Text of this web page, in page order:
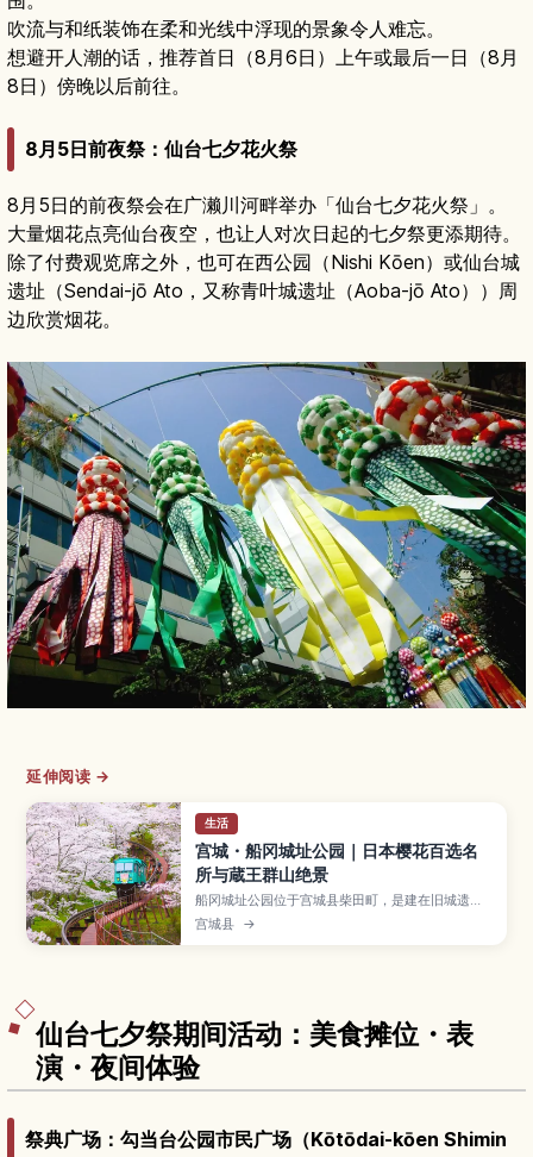
吹流与和纸装饰在柔和光线中浮现的景象令人难忘。
想避开人潮的话，推荐首日（8月6日）上午或最后一日（8月
8日）傍晚以后前往。
8月5日前夜祭：仙台七夕花火祭
8月5日的前夜祭会在广濑川河畔举办「仙台七夕花火祭」。
大量烟花点亮仙台夜空，也让人对次日起的七夕祭更添期待。
除了付费观览席之外，也可在西公园（Nishi Kōen）或仙台城
遗址（Sendai-jō Ato，又称青叶城遗址（Aoba-jō Ato））周
边欣赏烟花。
延伸阅读 →
生活
宫城・船冈城址公园｜日本樱花百选名
所与蔵王群山绝景
船冈城址公园位于宫城县柴田町，是建在旧城遗址
上的山丘公园，以约1,000株染井吉野樱花和眺望
蔵王连峰、白石川的绝景而闻名，并被选入“日本樱
宫城县 →
仙台七夕祭期间活动：美食摊位・表
演・夜间体验
祭典广场：勾当台公园市民广场（Kōtōdai-kōen Shimin